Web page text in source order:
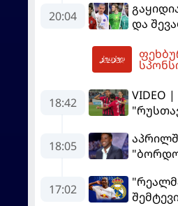
მეკარემ
20:04
და
18:42
VIDEO
მოიგო,
18:05
17:02